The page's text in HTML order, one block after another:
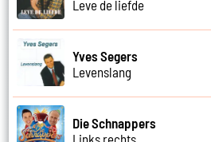
Leve de liefde
Yves Segers
Levenslang
Die Schnappers
Links rechts